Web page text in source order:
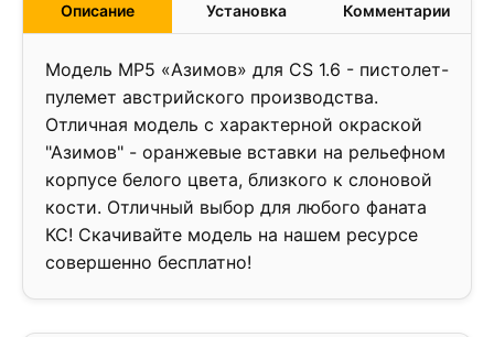
Описание Установка Комментарии
Модель MP5 «Азимов» для CS 1.6 - пистолет-
пулемет австрийского производства.
Отличная модель с характерной окраской
"Азимов" - оранжевые вставки на рельефном
корпусе белого цвета, близкого к слоновой
кости. Отличный выбор для любого фаната
КС! Скачивайте модель на нашем ресурсе
совершенно бесплатно!